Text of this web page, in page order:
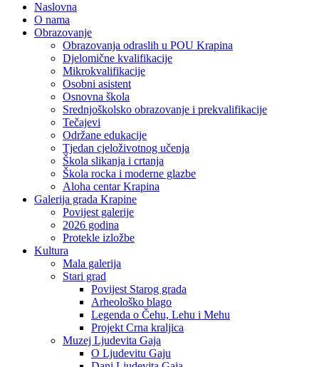
Naslovna
O nama
Obrazovanje
Obrazovanja odraslih u POU Krapina
Djelomične kvalifikacije
Mikrokvalifikacije
Osobni asistent
Osnovna škola
Srednjoškolsko obrazovanje i prekvalifikacije
Tečajevi
Održane edukacije
Tjedan cjeloživotnog učenja
Škola slikanja i crtanja
Škola rocka i moderne glazbe
Aloha centar Krapina
Galerija grada Krapine
Povijest galerije
2026 godina
Protekle izložbe
Kultura
Mala galerija
Stari grad
Povijest Starog grada
Arheološko blago
Legenda o Čehu, Lehu i Mehu
Projekt Crna kraljica
Muzej Ljudevita Gaja
O Ljudevitu Gaju